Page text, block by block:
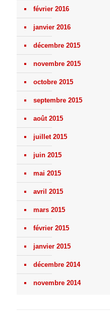
février 2016
janvier 2016
décembre 2015
novembre 2015
octobre 2015
septembre 2015
août 2015
juillet 2015
juin 2015
mai 2015
avril 2015
mars 2015
février 2015
janvier 2015
décembre 2014
novembre 2014